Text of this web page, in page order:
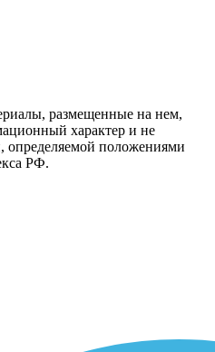
размещенные на нем,
характер и не
определяемой положениями
РФ.